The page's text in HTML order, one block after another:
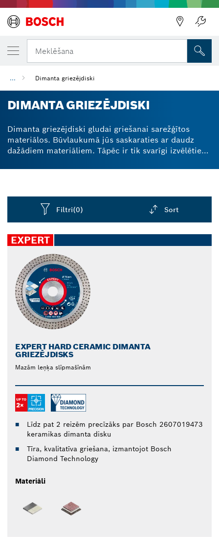
Meklēšana
... Dimanta griezējdiski
DIMANTA GRIEZĒJDISKI
Dimanta griezējdiski gludai griešanai sarežģītos
materiālos. Būvlaukumā jūs saskaraties ar daudz
dažādiem materiāliem. Tāpēc ir tik svarīgi izvēlēties
daudzfunkcionālais dimanta asmens var veikt īpaši
griezējdiski un leņķa slīpmašīnas dimanta asmeņi
nodrošina profesionālu apdari bez skaidām visu
materiālos. Pateicoties īpaši plānai konstrukcijai,
mūsu asmeņi veic vienmērīgus un uzticamus
griezumus jebkuram jums nepieciešamajam
nolūkam.
Filtri(0) Sort
closed
EXPERT
EXPERT HARD CERAMIC DIMANTA
GRIEZĒJDISKS
Mazām leņķa slīpmašīnām
Līdz pat 2 reizēm precīzāks par Bosch 2607019473
keramikas dimanta disku
Tīra, kvalitatīva griešana, izmantojot Bosch
Diamond Technology
Materiāli